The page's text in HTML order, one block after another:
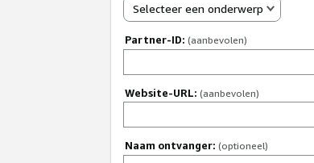
Selecteer een onderwerp
Partner-ID: (aanbevolen)
Website-URL: (aanbevolen)
Naam ontvanger: (optioneel)